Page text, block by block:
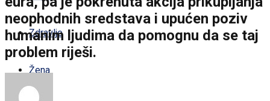
Zdravlje
Žena
neophodnih sredstava i upućen poziv
humanim ljudima da pomognu da se taj
problem riješi.